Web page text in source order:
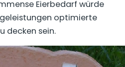
Eierbedarf würde
optimierte
decken sein.